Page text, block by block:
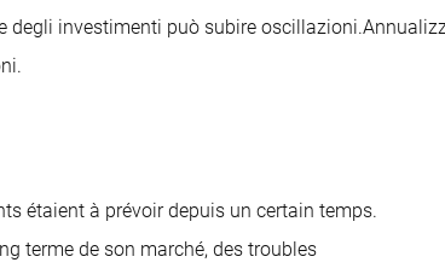
investimenti può subire oscillazioni.
étaient à prévoir depuis un certain temps.
terme de son marché, des troubles